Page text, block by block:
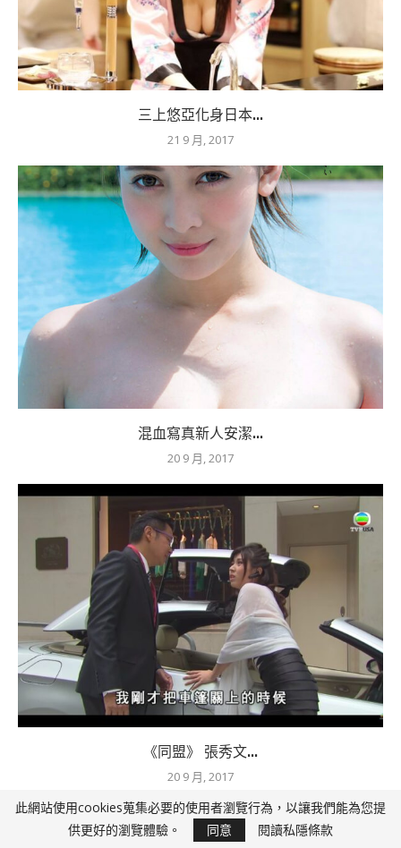
三上悠亞化身日本...
21 9 月, 2017
混血寫真新人安潔...
20 9 月, 2017
《同盟》 張秀文...
20 9 月, 2017
此網站使用cookies蒐集必要的使用者瀏覽行為，以讓我們能為您提
供更好的瀏覽體驗。
同意 閱讀私隱條款